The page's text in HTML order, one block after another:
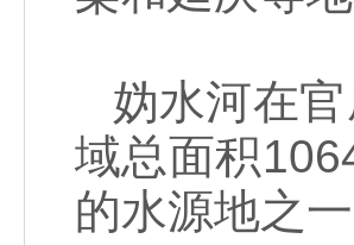
妫水河在
域总面积
的水源地之一